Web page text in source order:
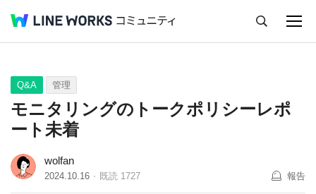
Q&A Tips Ideas
Q&A 管理
モニタリングのトークポリシーレポ
ート未着
wolfan
2024.10.16 既読 1727 報告